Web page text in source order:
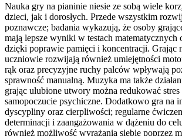
Nauka gry na pianinie niesie ze sobą wiele
dzieci, jak i dorosłych. Przede wszystkim
poznawcze; badania wykazują, że osoby
mają lepsze wyniki w testach matematycznych
dzięki poprawie pamięci i koncentracji. Grając
uczniowie rozwijają również umiejętności
rąk oraz precyzyjne ruchy palców wpływają
sprawność manualną. Muzyka ma także
grając ulubione utwory można redukować
samopoczucie psychiczne. Dodatkowo gra na
dyscypliny oraz cierpliwości; regularne
determinacji i zaangażowania w dążeniu do
również możliwość wyrażania siebie poprzez